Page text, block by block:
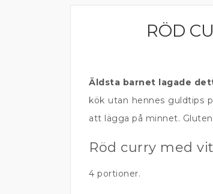
CURRY, NUDLAR OCH WOK
RÖD
Äldsta barnet lagade
kök utan hennes guldtips
att lägga på minnet.
Röd curry med
4 portioner.